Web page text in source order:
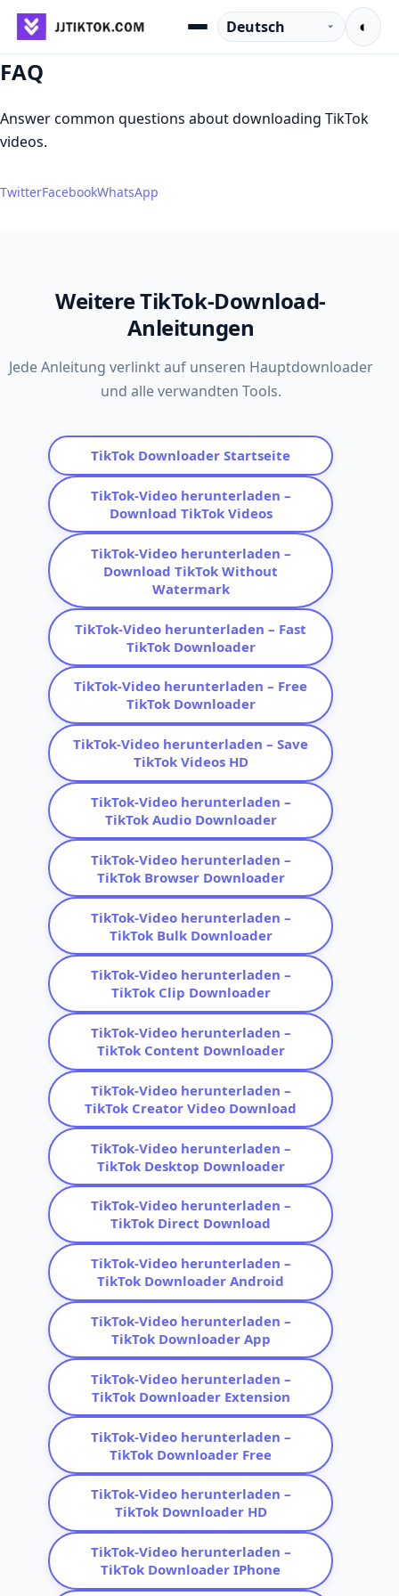
Zum Inhalt springen
MenuSprache ◐
FAQ
Answer common questions about downloading TikTok
videos.
TwitterFacebookWhatsApp
Weitere TikTok-Download-
Anleitungen
Jede Anleitung verlinkt auf unseren Hauptdownloader
und alle verwandten Tools.
TikTok Downloader Startseite
TikTok-Video herunterladen –
Download TikTok Videos
TikTok-Video herunterladen –
Download TikTok Without
Watermark
TikTok-Video herunterladen – Fast
TikTok Downloader
TikTok-Video herunterladen – Free
TikTok Downloader
TikTok-Video herunterladen – Save
TikTok Videos HD
TikTok-Video herunterladen –
TikTok Audio Downloader
TikTok-Video herunterladen –
TikTok Browser Downloader
TikTok-Video herunterladen –
TikTok Bulk Downloader
TikTok-Video herunterladen –
TikTok Clip Downloader
TikTok-Video herunterladen –
TikTok Content Downloader
TikTok-Video herunterladen –
TikTok Creator Video Download
TikTok-Video herunterladen –
TikTok Desktop Downloader
TikTok-Video herunterladen –
TikTok Direct Download
TikTok-Video herunterladen –
TikTok Downloader Android
TikTok-Video herunterladen –
TikTok Downloader App
TikTok-Video herunterladen –
TikTok Downloader Extension
TikTok-Video herunterladen –
TikTok Downloader Free
TikTok-Video herunterladen –
TikTok Downloader HD
TikTok-Video herunterladen –
TikTok Downloader IPhone